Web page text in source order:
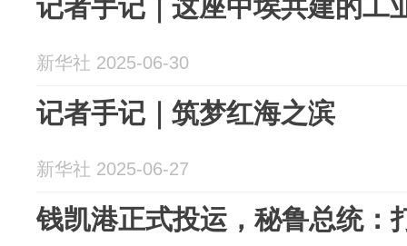
记者手记｜这座中埃共建的工
新华社 2025-06-30
记者手记｜筑梦红海之滨
新华社 2025-06-27
钱凯港正式投运，秘鲁总统：